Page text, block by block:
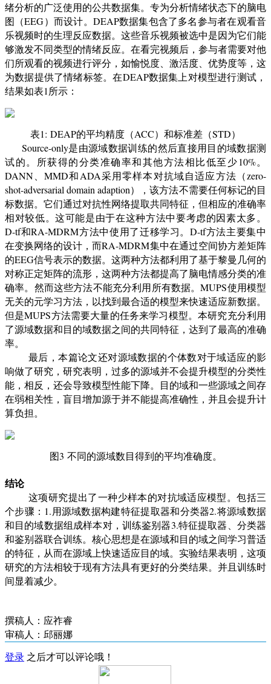
绪分析的广泛使用的公共数据集。专为分析情绪状态下的脑电
图（EEG）而设计。 DEAP数据集包含了多名参与者在观看音
乐视频时的生理反应数据。这些音乐视频被选中是因为它们能
够激发不同类型的情绪反应。 在看完视频后 ，参与者需要对他
们所观看的视频进行评分，如愉悦度、激活度、优势度等，这
为数据提供了情绪标签。在DEAP数据集上对模型进行测试，
结果如表1 所示：
表1: DEAP的平均精度（ACC）和标准差（STD）
Source-only是由源域数据训练的然后直接用目的域数据测
试的。所获得的分类准确率和其他方法相比低至少10%。
DANN 、MMD和ADA采用零样本对抗域自适应方法 （zero-
shot-adversarial domain adaption）
，该方法不需要任何标记的目
标数据。它们通过对抗性网络提取共同特征，但相应的准确率
相对较低。这可能是由于在这种方法中要考虑的因素太多。
D-tf和RA-MDRM方法中使用了迁移学习。D-tf方法主要集中
在变换网络的设计，而RA-MDRM集中在通过空间协方差矩阵
的EEG信号表示的数据。这两种方法都利用了基于黎曼几何的
对称正定矩阵的流形，这两种方法都提高了脑电情感分类的准
确率。然而这些方法不能充分利用所有数据。MUPS使用模型
无关的元学习方法 ，以找到最合适的模型来快速适应新数据。
但是MUPS方法需要大量的任务来学习模型。本研究充分利用
了源域数据和目的域数据之间的共同特征，达到了最高的准确
率。
最后，本篇论文还对源域数据的个体数对于域适应的影
响做了研究，研究表明，过多的源域并不会提升模型的分类性
能，相反，还会导致模型性能下降。目的域和一些源域之间存
在弱相关性，盲目增加源于并不能提高准确性，并且会提升计
算负担。
图3 不同的源域数目得到的平均准确度。
结论
这项研究提出了一种少样本的对抗域适应模型。包括三
个步骤： 1.用源域数据构建特征提取器和分类器2.将源域数据
和目的域数据组成样本对，训练鉴别器3.特征提取器、分类器
和鉴别器联合训练。核心思想是在源域和目的域之间学习普适
的特征，从而在源域上快速适应目的域。实验结果表明，这项
研究的方法相较于现有方法具有更好的分类结果。并且训练时
间显着减少。
撰稿人：应祚睿
审稿人：邱丽娜
登录 之后才可以评论哦！